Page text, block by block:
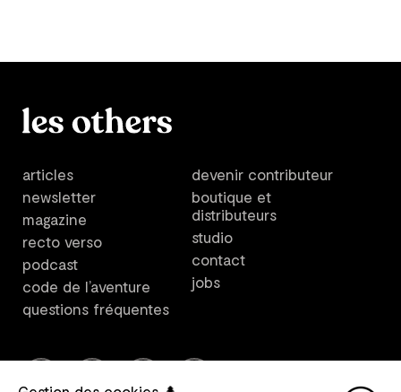
articles
newsletter
magazine
recto verso
podcast
code de l’aventure
questions fréquentes
devenir contributeur
boutique et
distributeurs
studio
contact
jobs